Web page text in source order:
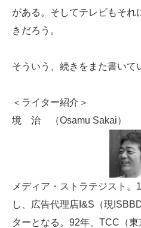
がある。そしてテレビもそれ
きだろう。
そういう、続きをまた書いて
＜ライター紹介＞
境 治 （Osamu Sakai）
メディア・ストラテジスト
し、広告代理店I&S（現
ターとなる。92年、TCC（